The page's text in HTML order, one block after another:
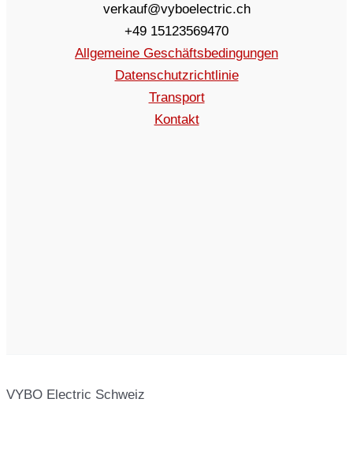
verkauf@vyboelectric.ch
+49 15123569470
Allgemeine Geschäftsbedingungen
Datenschutzrichtlinie
Transport
Kontakt
VYBO Electric Schweiz